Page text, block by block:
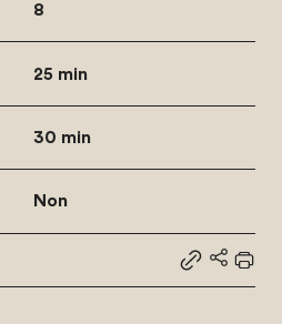
8
25 min
30 min
Non
Partager